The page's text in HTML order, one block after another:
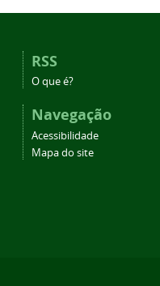
RSS
O que é?
Navegação
Acessibilidade
Mapa do site